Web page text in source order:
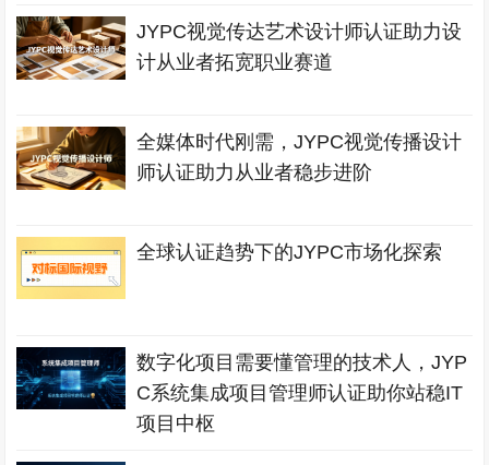
JYPC视觉传达艺术设计师认证助力设
计从业者拓宽职业赛道
全媒体时代刚需，JYPC视觉传播设计
师认证助力从业者稳步进阶
全球认证趋势下的JYPC市场化探索
数字化项目需要懂管理的技术人，JYP
C系统集成项目管理师认证助你站稳IT
项目中枢